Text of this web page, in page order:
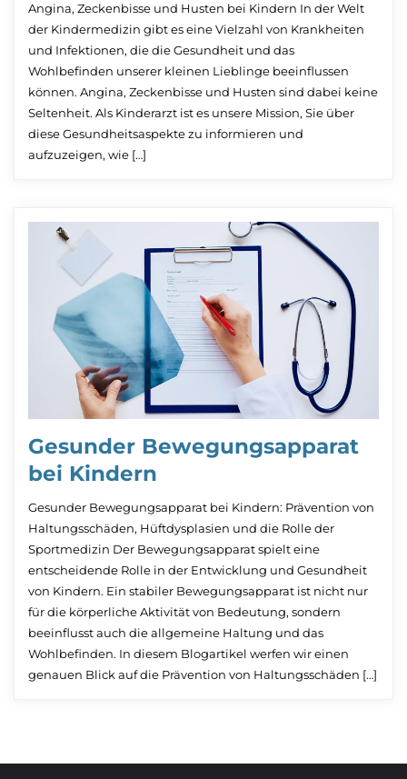
Angina, Zeckenbisse und Husten bei Kindern In der Welt
der Kindermedizin gibt es eine Vielzahl von Krankheiten
und Infektionen, die die Gesundheit und das
Wohlbefinden unserer kleinen Lieblinge beeinflussen
können. Angina, Zeckenbisse und Husten sind dabei keine
Seltenheit. Als Kinderarzt ist es unsere Mission, Sie über
diese Gesundheitsaspekte zu informieren und
aufzuzeigen, wie […]
Gesunder Bewegungsapparat
bei Kindern
Gesunder Bewegungsapparat bei Kindern: Prävention von
Haltungsschäden, Hüftdysplasien und die Rolle der
Sportmedizin Der Bewegungsapparat spielt eine
entscheidende Rolle in der Entwicklung und Gesundheit
von Kindern. Ein stabiler Bewegungsapparat ist nicht nur
für die körperliche Aktivität von Bedeutung, sondern
beeinflusst auch die allgemeine Haltung und das
Wohlbefinden. In diesem Blogartikel werfen wir einen
genauen Blick auf die Prävention von Haltungsschäden […]